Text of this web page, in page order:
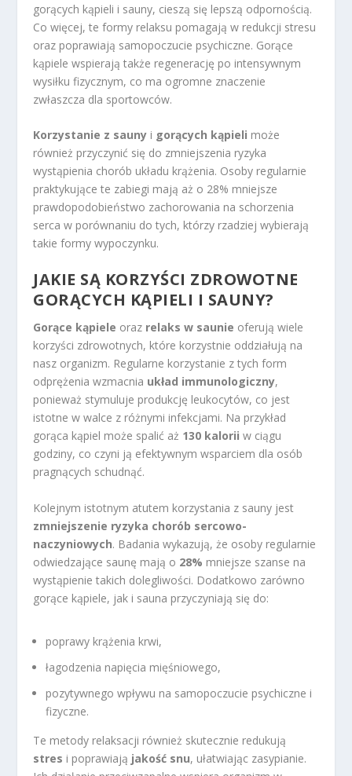
gorących kąpieli i sauny, cieszą się lepszą odpornością.
Co więcej, te formy relaksu pomagają w redukcji stresu
oraz poprawiają samopoczucie psychiczne. Gorące
kąpiele wspierają także regenerację po intensywnym
wysiłku fizycznym, co ma ogromne znaczenie
zwłaszcza dla sportowców.
Korzystanie z sauny i gorących kąpieli może
również przyczynić się do zmniejszenia ryzyka
wystąpienia chorób układu krążenia. Osoby regularnie
praktykujące te zabiegi mają aż o 28% mniejsze
prawdopodobieństwo zachorowania na schorzenia
serca w porównaniu do tych, którzy rzadziej wybierają
takie formy wypoczynku.
JAKIE SĄ KORZYŚCI ZDROWOTNE
GORĄCYCH KĄPIELI I SAUNY?
Gorące kąpiele oraz relaks w saunie oferują wiele
korzyści zdrowotnych, które korzystnie oddziałują na
nasz organizm. Regularne korzystanie z tych form
odprężenia wzmacnia układ immunologiczny,
ponieważ stymuluje produkcję leukocytów, co jest
istotne w walce z różnymi infekcjami. Na przykład
gorąca kąpiel może spalić aż 130 kalorii w ciągu
godziny, co czyni ją efektywnym wsparciem dla osób
pragnących schudnąć.
Kolejnym istotnym atutem korzystania z sauny jest
zmniejszenie ryzyka chorób sercowo-
naczyniowych. Badania wykazują, że osoby regularnie
odwiedzające saunę mają o 28% mniejsze szanse na
wystąpienie takich dolegliwości. Dodatkowo zarówno
gorące kąpiele, jak i sauna przyczyniają się do:
poprawy krążenia krwi,
łagodzenia napięcia mięśniowego,
pozytywnego wpływu na samopoczucie psychiczne i
fizyczne.
Te metody relaksacji również skutecznie redukują
stres i poprawiają jakość snu, ułatwiając zasypianie.